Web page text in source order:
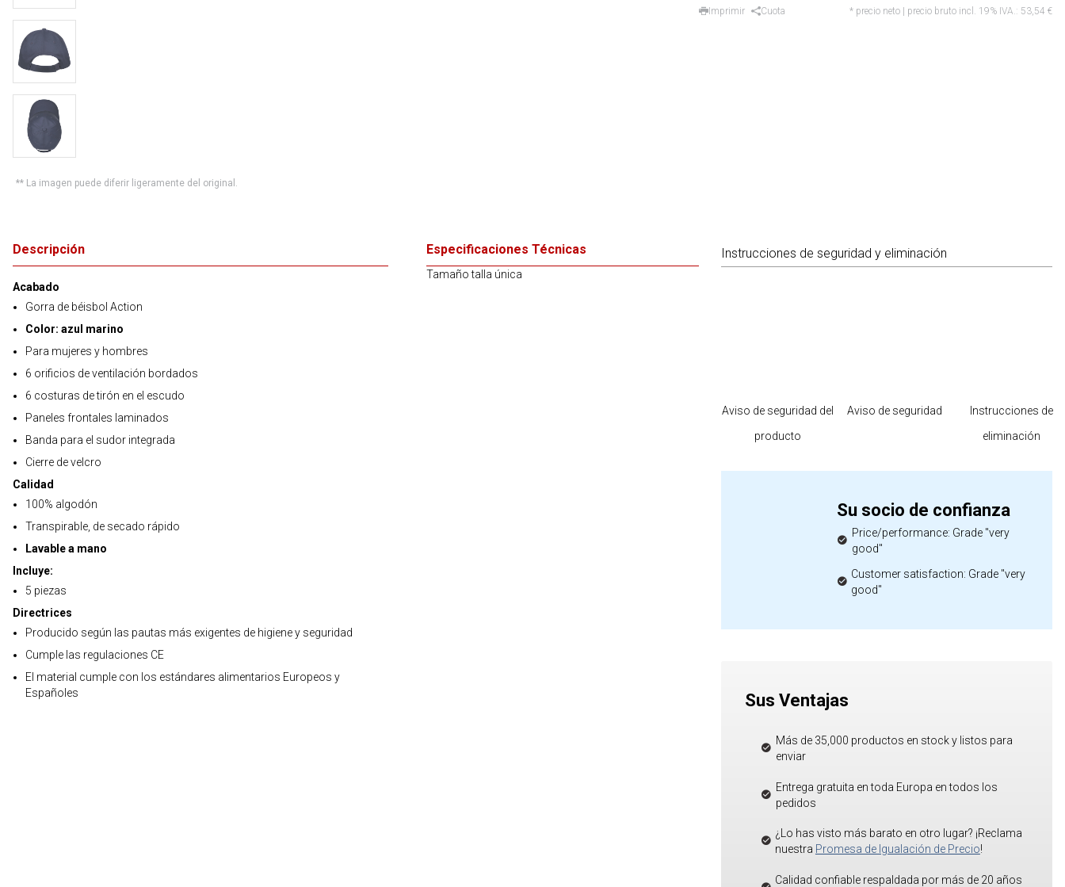
** La imagen puede diferir ligeramente del original.
Imprimir Cuota * precio neto | precio bruto incl. 19% IVA.: 53,54 €
Descripción
Acabado
Gorra de béisbol Action
Color: azul marino
Para mujeres y hombres
6 orificios de ventilación bordados
6 costuras de tirón en el escudo
Paneles frontales laminados
Banda para el sudor integrada
Cierre de velcro
Calidad
100% algodón
Transpirable, de secado rápido
Lavable a mano
Incluye:
5 piezas
Directrices
Producido según las pautas más exigentes de higiene y seguridad
Cumple las regulaciones CE
El material cumple con los estándares alimentarios Europeos y
Españoles
Especificaciones Técnicas
Tamaño talla única
Instrucciones de seguridad y eliminación
Aviso de seguridad del
producto
Aviso de seguridad
Instrucciones de
eliminación
Su socio de confianza
Price/performance: Grade "very
good"
Customer satisfaction: Grade "very
good"
Sus Ventajas
Más de 35,000 productos en stock y listos para
enviar
Entrega gratuita en toda Europa en todos los
pedidos
¿Lo has visto más barato en otro lugar? ¡Reclama
nuestra Promesa de Igualación de Precio!
Calidad confiable respaldada por más de 20 años